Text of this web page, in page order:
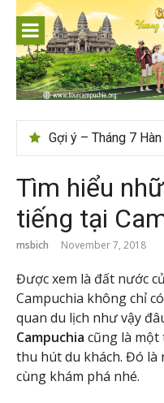
content
Tìm hiểu
tiếng tại
msbich November 7, 2018
Được xem là đất nước
Campuchia không chỉ
quan du lịch như vậy
Campuchia cũng là
thu hút du khách. Đó là
cùng khám phá nhé.